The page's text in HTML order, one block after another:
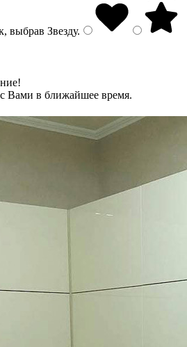
выбрав Звезду.
Вами в ближайшее время.